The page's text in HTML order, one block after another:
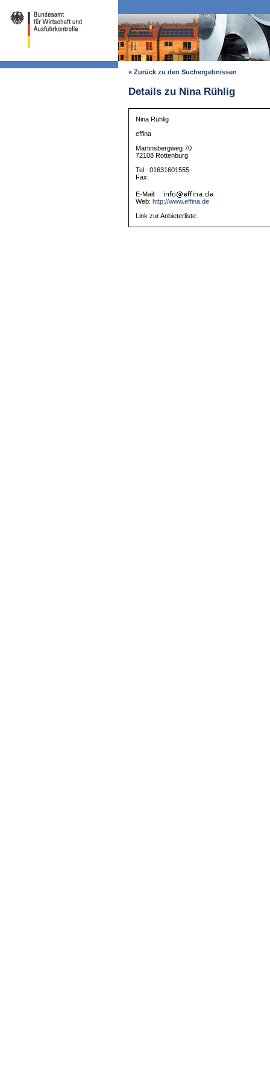
« Zurück zu den Suchergebnissen
Details zu Nina Rühlig
Nina Rühlig
effina
Martinsbergweg 70
72108 Rottenburg
Tel.: 01631601555
Fax:
E-Mail:
Web: http://www.effina.de
Link zur Anbieterliste: